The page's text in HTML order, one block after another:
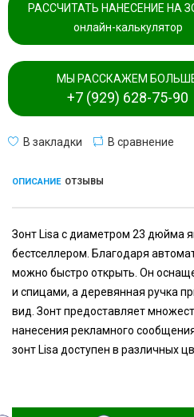
РАССЧИТАТЬ НАНЕСЕНИЕ НА
онлайн-калькулятор
МЫ РАССКАЖЕМ
+7 (929) 628-75-90
В закладки В сравнение
ОПИСАНИЕ ОТЗЫВЫ
Зонт Lisa с диаметром 23 дюйма
бестселлером. Благодаря
можно быстро открыть. Он
и спицами, а деревянная ручка
вид. Зонт предоставляет
нанесения рекламного
зонт Lisa доступен в различных